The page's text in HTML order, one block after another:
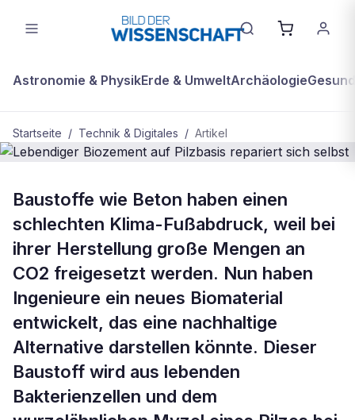
Astronomie & PhysikErde & UmweltArchäologie
Startseite / Technik & Digitales / Artikel
BDW PlusTECHNIK & DIGITALES
Lebendiger Biozement auf Pilzbasis
repariert sich selbst
Baustoffe wie Beton haben einen
schlechten Klima-Fußabdruck, weil bei
ihrer Herstellung große Mengen an
CO2 freigesetzt werden. Nun haben
Ingenieure ein neues Biomaterial
entwickelt, das eine nachhaltige
Alternative darstellen könnte. Dieser
Baustoff wird aus lebenden
Bakterienzellen und dem